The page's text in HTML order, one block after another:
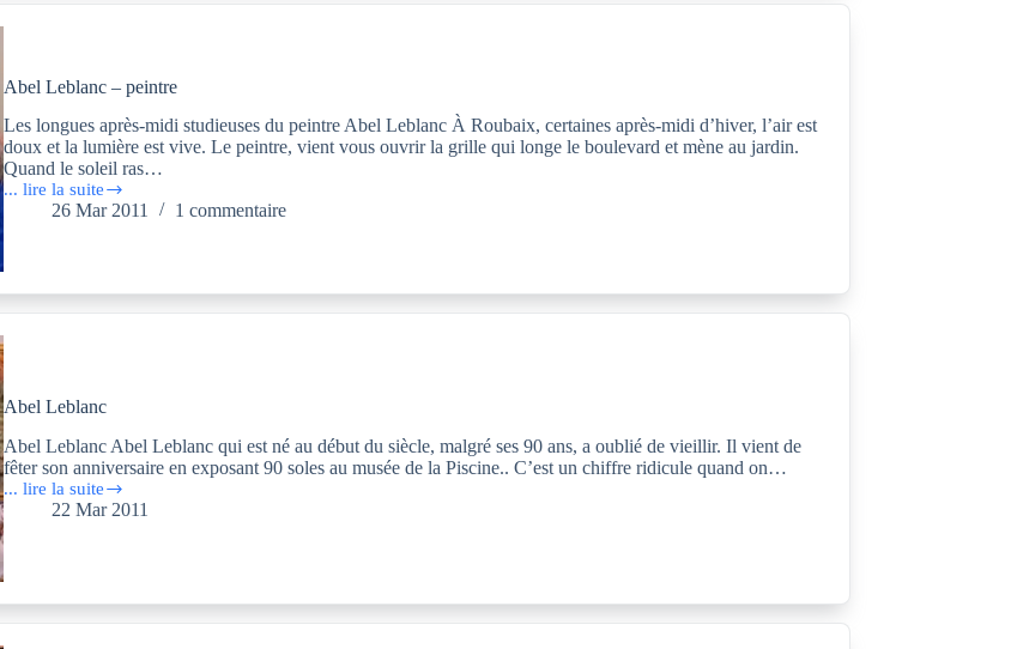
Abel Leblanc – peintre
Les longues après-midi studieuses du peintre Abel Leblanc À Roubaix, certaines après-midi d’hiver, l’air est
doux et la lumière est vive. Le peintre, vient vous ouvrir la grille qui longe le boulevard et mène au jardin.
Quand le soleil ras…
... lire la suite
Abel
Leblanc
–
26 Mar 2011 1 commentaire
Abel Leblanc
Abel Leblanc Abel Leblanc qui est né au début du siècle, malgré ses 90 ans, a oublié de vieillir. Il vient de
fêter son anniversaire en exposant 90 soles au musée de la Piscine.. C’est un chiffre ridicule quand on…
... lire la suite
Abel
Leblanc22 Mar 2011